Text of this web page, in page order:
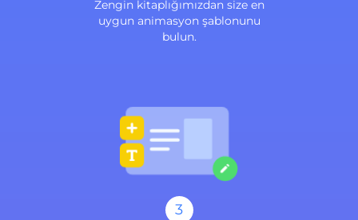
Zengin kitaplığımızdan size en
uygun animasyon şablonunu
bulun.
3